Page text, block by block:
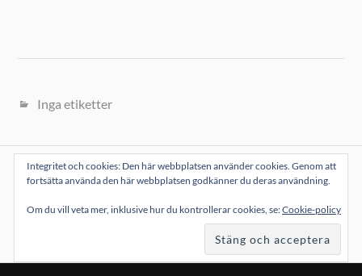
Inga etiketter
Integritet och cookies: Den här webbplatsen använder cookies. Genom att
fortsätta använda den här webbplatsen godkänner du deras användning.
Om du vill veta mer, inklusive hur du kontrollerar cookies, se:Cookie-policy